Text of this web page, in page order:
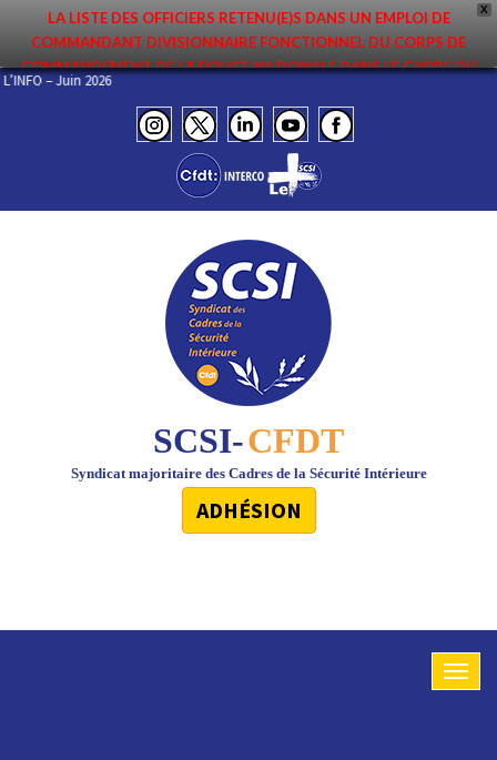
X
LA LISTE DES OFFICIERS RETENU(E)S DANS UN EMPLOI DE
COMMANDANT DIVISIONNAIRE FONCTIONNEL DU CORPS DE
COMMANDEMENT DE LA POLICE NATIONALE DANS LE CADRE DU
PREMIER MOUVEMENT 2026 A ÉTÉ DIFFUSÉE. ELLE EST DISPONIBLE EN
PAGES PROTÉGÉES DU SITE. FÉLICITATIONS AUX NOMMÉ(E)S !
DE L’INFO – Juin 2026
SCSI-CFDT
Syndicat majoritaire des Cadres de la Sécurité Intérieure
ADHÉSION